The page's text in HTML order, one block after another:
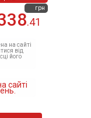
.41
грн
на сайті
від
його
сайті